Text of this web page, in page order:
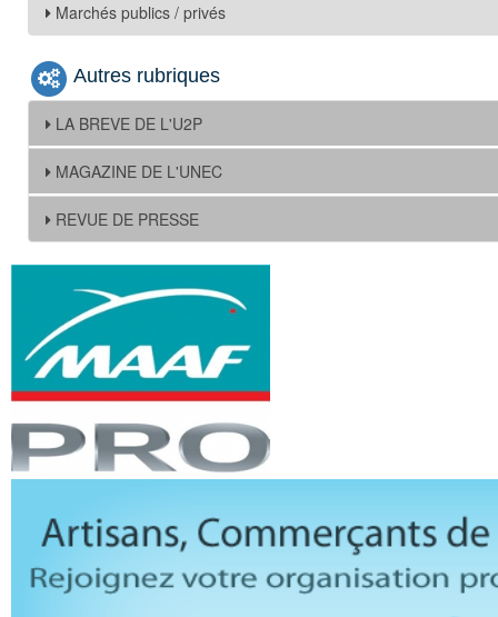
Marchés publics / privés
Autres rubriques
LA BREVE DE L'U2P
MAGAZINE DE L'UNEC
REVUE DE PRESSE